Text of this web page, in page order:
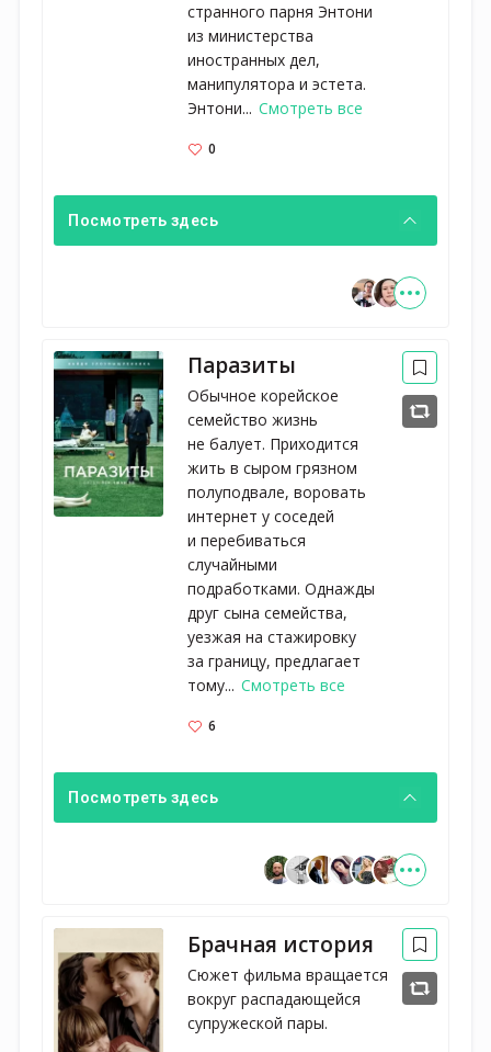
странного парня Энтони
из министерства
иностранных дел,
манипулятора и эстета.
Энтони... Смотреть все
0
Посмотреть здесь
Паразиты
Обычное корейское
семейство жизнь
не балует. Приходится
жить в сыром грязном
полуподвале, воровать
интернет у соседей
и перебиваться
случайными
подработками. Однажды
друг сына семейства,
уезжая на стажировку
за границу, предлагает
тому... Смотреть все
6
Посмотреть здесь
Брачная история
Сюжет фильма вращается
вокруг распадающейся
супружеской пары.